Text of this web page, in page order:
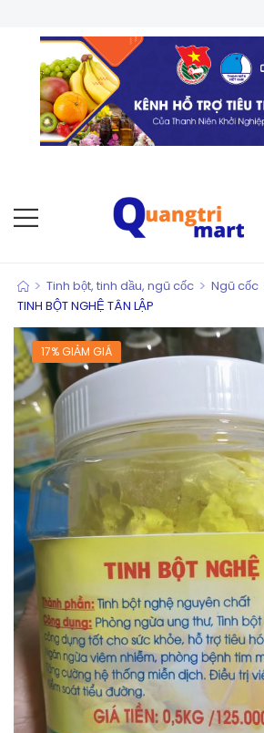
> Tinh bột, tinh dầu, ngũ cốc > Ngũ cốc
TINH BỘT NGHỆ TÂN LẬP
17% GIẢM GIÁ